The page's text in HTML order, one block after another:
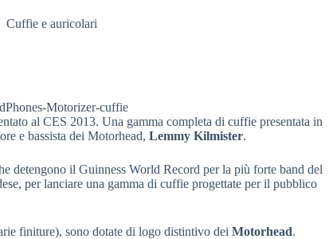
Cuffie e auricolari
al CES 2013. Una gamma completa di cuffie presentata in
e bassista dei Motorhead, Lemmy Kilmister.
detengono il Guinness World Record per la più forte band del
per lanciare una gamma di cuffie progettate per il pubblico
finiture), sono dotate di logo distintivo dei Motorhead.